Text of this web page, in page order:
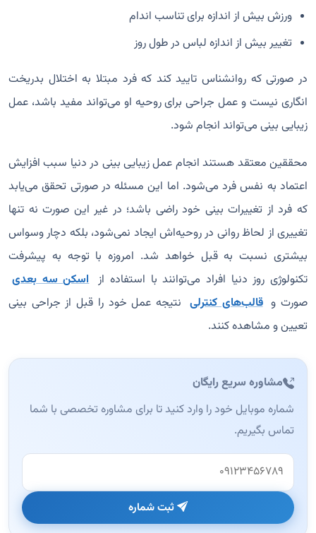
ورزش بیش از اندازه برای تناسب اندام
تغییر بیش از اندازه لباس‌ در طول روز
در صورتی که روانشناس تایید کند که فرد مبتلا به اختلال بدریخت
انگاری نیست و عمل جراحی برای روحیه او می‌تواند مفید باشد، عمل
زیبایی بینی می‌تواند انجام شود.
محققین معتقد هستند انجام عمل زیبایی بینی در دنیا سبب افزایش
اعتماد به نفس فرد می‌شود. اما این مسئله در صورتی تحقق می‌یابد
که فرد از تغییرات بینی خود راضی باشد؛ در غیر این صورت نه تنها
تغییری از لحاظ روانی در روحیه‌اش ایجاد نمی‌شود، بلکه دچار وسواس
بیشتری نسبت به قبل خواهد شد. امروزه با توجه به پیشرفت
تکنولوژی روز دنیا افراد می‌توانند با استفاده از اسکن سه بعدی
صورت و قالب‌های کنترلی نتیجه عمل خود را قبل از جراحی بینی
تعیین و مشاهده کنند.
مشاوره سریع رایگان
شماره موبایل خود را وارد کنید تا برای مشاوره تخصصی با شما
تماس بگیریم.
وب‌سایت (این فیلد را خالی بگذارید)
ثبت شماره